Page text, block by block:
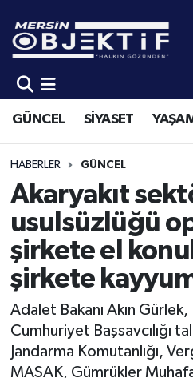
GÜNCEL SİYASET
HABERLER GÜNCEL
Akaryakıt
usulsüzlüğü
şirkete el
şirkete
Adalet Bakanı Akın
Cumhuriyet Başsavcılığı
Jandarma Komutanlığı,
MASAK, Gümrükler
GÜNCEL
SİYASET
YAŞAM
EKONOMİ
SPOR
KÜLTÜR-SANAT
EĞİTİM
Mersin Hava Durumu
Mersin Trafik Yoğunluk
Süper Lig Puan
Tüm Manşetler
Son Dakika Haberleri
Haber Arşivi